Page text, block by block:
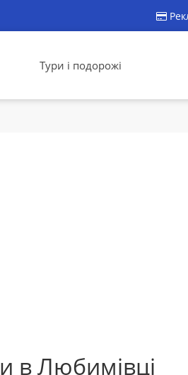
Тури і подорожі
в Любимівці